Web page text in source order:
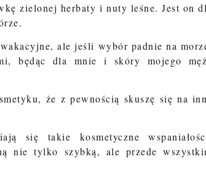
zielonej herbaty i nuty leśne. Jest on
ale jeśli wybór padnie na
będąc dla mnie i skóry mojego
że z pewnością skuszę się na
się takie kosmetyczne
nie tylko szybką, ale przede